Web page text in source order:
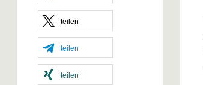
teilen
teilen
teilen